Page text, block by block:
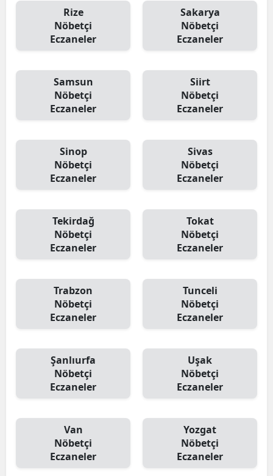
Rize
Nöbetçi
Eczaneler
Sakarya
Nöbetçi
Eczaneler
Samsun
Nöbetçi
Eczaneler
Siirt
Nöbetçi
Eczaneler
Sinop
Nöbetçi
Eczaneler
Sivas
Nöbetçi
Eczaneler
Tekirdağ
Nöbetçi
Eczaneler
Tokat
Nöbetçi
Eczaneler
Trabzon
Nöbetçi
Eczaneler
Tunceli
Nöbetçi
Eczaneler
Şanlıurfa
Nöbetçi
Eczaneler
Uşak
Nöbetçi
Eczaneler
Van
Nöbetçi
Eczaneler
Yozgat
Nöbetçi
Eczaneler